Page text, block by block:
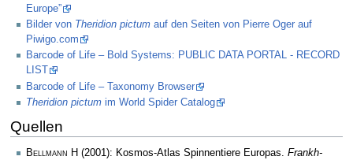
Europe”
Bilder von Theridion pictum auf den Seiten von Pierre Oger auf
Piwigo.com
Barcode of Life – Bold Systems: PUBLIC DATA PORTAL - RECORD
LIST
Barcode of Life – Taxonomy Browser
Theridion pictum im World Spider Catalog
Quellen
Bellmann H (2001): Kosmos-Atlas Spinnentiere Europas. Frankh-